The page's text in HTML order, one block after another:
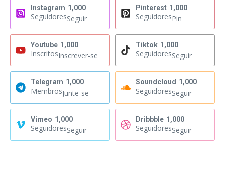
Instagram 1,000
SeguidoresSeguir
Pinterest 1,000
SeguidoresPin
Youtube 1,000
InscritosInscrever-se
Tiktok 1,000
SeguidoresSeguir
Telegram 1,000
MembrosJunte-se
Soundcloud 1,000
SeguidoresSeguir
Vimeo 1,000
SeguidoresSeguir
Dribbble 1,000
SeguidoresSeguir